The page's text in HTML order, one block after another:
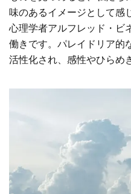
味のあるイメージとして感
心理学者アルフレッド・ビ
働きです。パレイドリア的
活性化され、感性やひらめ